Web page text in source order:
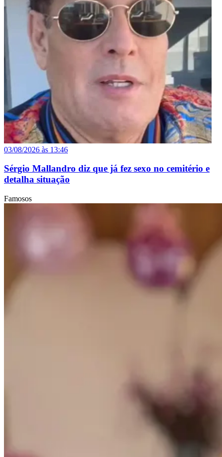
03/08/2026 às 13:46
Sérgio Mallandro diz que já fez sexo no cemitério e
detalha situação
Famosos